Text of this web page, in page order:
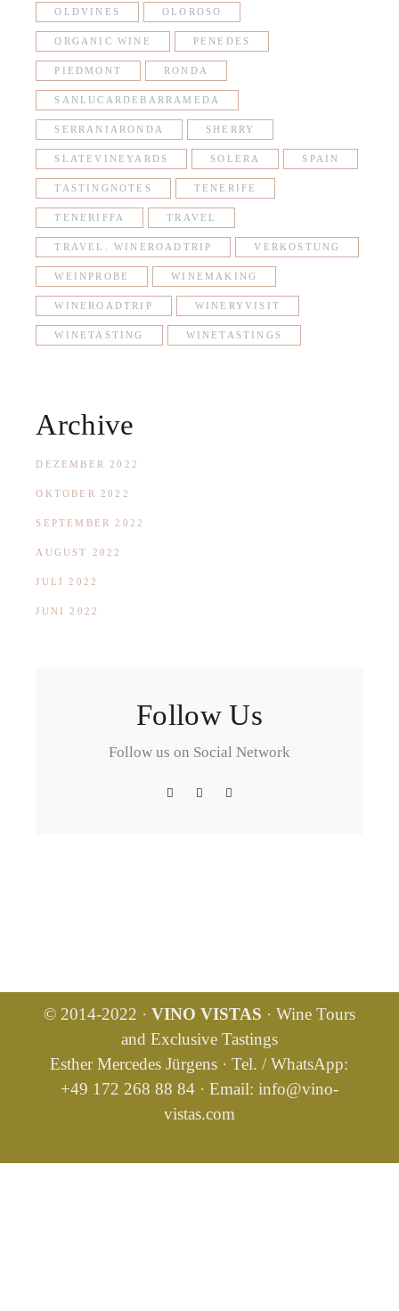
OLDVINES OLOROSO
ORGANIC WINE PENEDES
PIEDMONT RONDA
SANLUCARDEBARRAMEDA
SERRANIARONDA SHERRY
SLATEVINEYARDS SOLERA SPAIN
TASTINGNOTES TENERIFE
TENERIFFA TRAVEL
TRAVEL. WINEROADTRIP VERKOSTUNG
WEINPROBE WINEMAKING
WINEROADTRIP WINERYVISIT
WINETASTING WINETASTINGS
Archive
DEZEMBER 2022
OKTOBER 2022
SEPTEMBER 2022
AUGUST 2022
JULI 2022
JUNI 2022
Follow Us
Follow us on Social Network
© 2014-2022 · VINO VISTAS · Wine Tours
and Exclusive Tastings
Esther Mercedes Jürgens · Tel. / WhatsApp:
+49 172 268 88 84 · Email: info@vino-
vistas.com